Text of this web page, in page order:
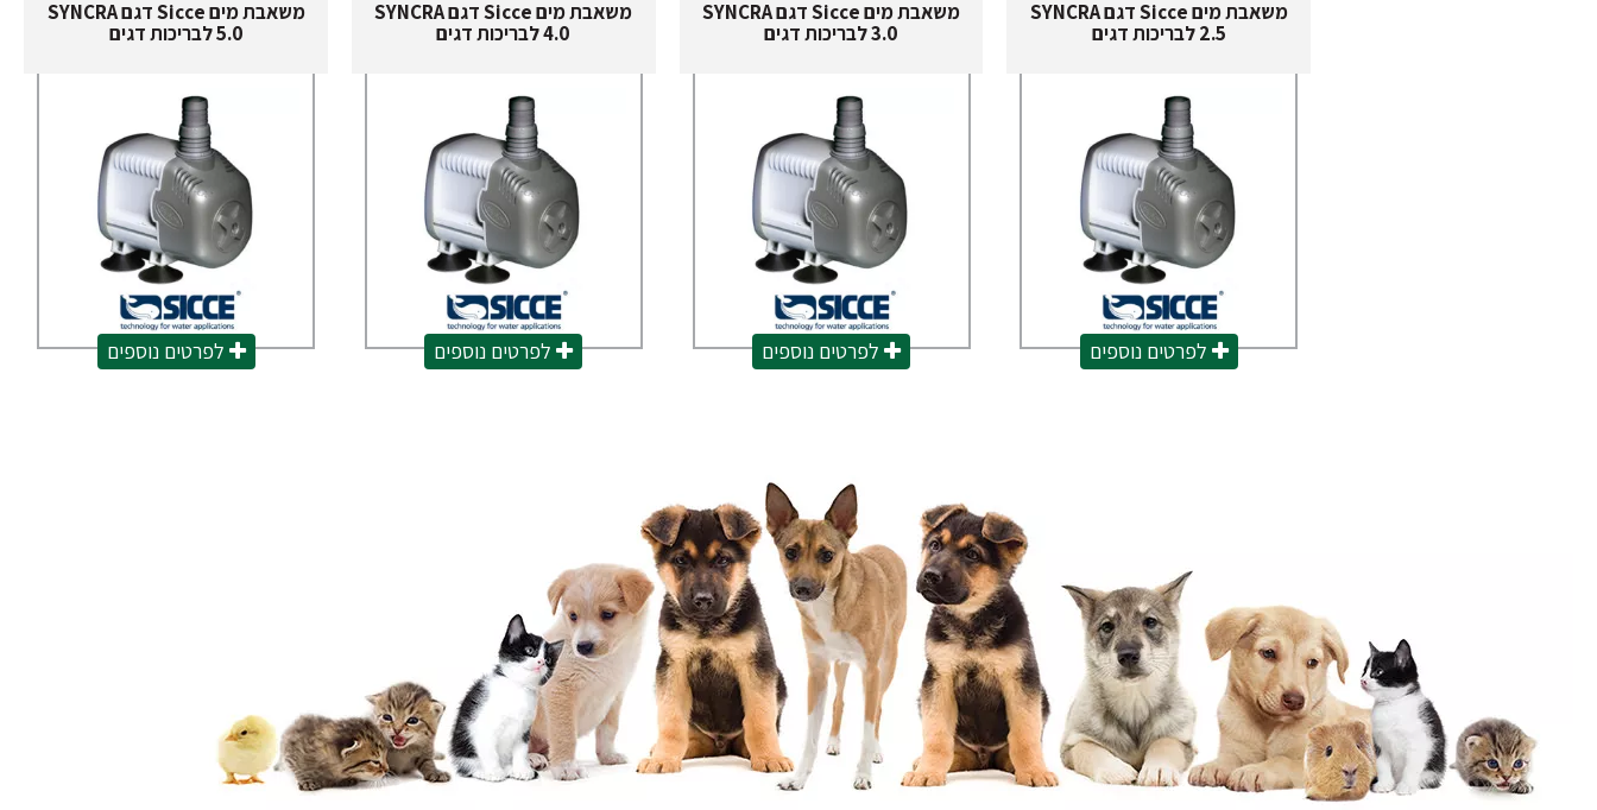
משאבת מים Sicce דגם SYNCRA
2.5 לבריכות דגים
לפרטים נוספים
משאבת מים Sicce דגם SYNCRA
3.0 לבריכות דגים
לפרטים נוספים
משאבת מים Sicce דגם SYNCRA
4.0 לבריכות דגים
לפרטים נוספים
משאבת מים Sicce דגם SYNCRA
5.0 לבריכות דגים
לפרטים נוספים